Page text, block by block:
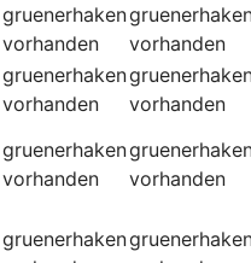
gruenerhaken
vorhanden
vorhanden
gruenerhaken
vorhanden
vorhanden
gruenerhaken
vorhanden
vorhanden
gruenerhaken